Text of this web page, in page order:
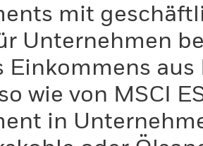
mit
Unternehmen
Einkommens
wie von MSCI
in